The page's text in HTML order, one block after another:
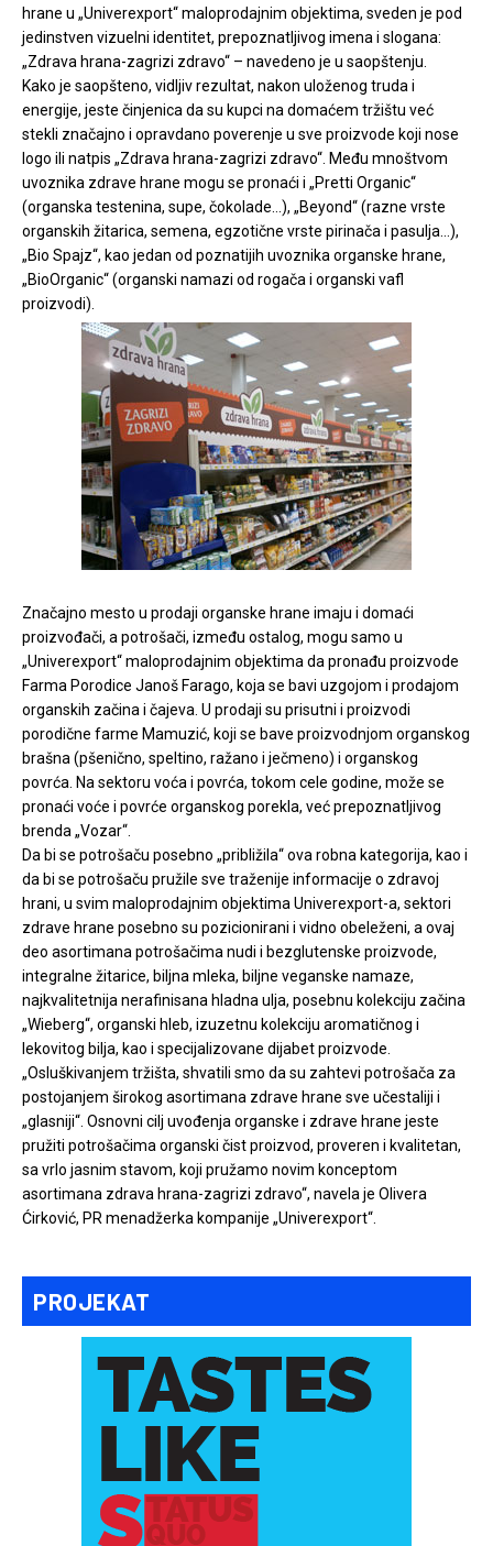
PROJEKAT
hrane u „Univerexport“ maloprodajnim objektima, sveden je pod
jedinstven vizuelni identitet, prepoznatljivog imena i slogana:
„Zdrava hrana-zagrizi zdravo“ – navedeno je u saopštenju.
Kako je saopšteno, vidljiv rezultat, nakon uloženog truda i
energije, jeste činjenica da su kupci na domaćem tržištu već
stekli značajno i opravdano poverenje u sve proizvode koji nose
logo ili natpis „Zdrava hrana-zagrizi zdravo“. Među mnoštvom
uvoznika zdrave hrane mogu se pronaći i „Pretti Organic“
(organska testenina, supe, čokolade…), „Beyond“ (razne vrste
organskih žitarica, semena, egzotične vrste pirinača i pasulja…),
„Bio Spajz“, kao jedan od poznatijih uvoznika organske hrane,
„BioOrganic“ (organski namazi od rogača i organski vafl
proizvodi).
Značajno mesto u prodaji organske hrane imaju i domaći
proizvođači, a potrošači, između ostalog, mogu samo u
„Univerexport“ maloprodajnim objektima da pronađu proizvode
Farma Porodice Janoš Farago, koja se bavi uzgojom i prodajom
organskih začina i čajeva. U prodaji su prisutni i proizvodi
porodične farme Mamuzić, koji se bave proizvodnjom organskog
brašna (pšenično, speltino, ražano i ječmeno) i organskog
povrća. Na sektoru voća i povrća, tokom cele godine, može se
pronaći voće i povrće organskog porekla, već prepoznatljivog
brenda „Vozar“.
Da bi se potrošaču posebno „približila“ ova robna kategorija, kao i
da bi se potrošaču pružile sve traženije informacije o zdravoj
hrani, u svim maloprodajnim objektima Univerexport-a, sektori
zdrave hrane posebno su pozicionirani i vidno obeleženi, a ovaj
deo asortimana potrošačima nudi i bezglutenske proizvode,
integralne žitarice, biljna mleka, biljne veganske namaze,
najkvalitetnija nerafinisana hladna ulja, posebnu kolekciju začina
„Wieberg“, organski hleb, izuzetnu kolekciju aromatičnog i
lekovitog bilja, kao i specijalizovane dijabet proizvode.
„Osluškivanjem tržišta, shvatili smo da su zahtevi potrošača za
postojanjem širokog asortimana zdrave hrane sve učestaliji i
„glasniji“. Osnovni cilj uvođenja organske i zdrave hrane jeste
pružiti potrošačima organski čist proizvod, proveren i kvalitetan,
sa vrlo jasnim stavom, koji pružamo novim konceptom
asortimana zdrava hrana-zagrizi zdravo“, navela je Olivera
Ćirković, PR menadžerka kompanije „Univerexport“.